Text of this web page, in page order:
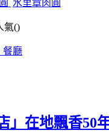
水里章肉圓
氣()
餐廳
」在地飄香50